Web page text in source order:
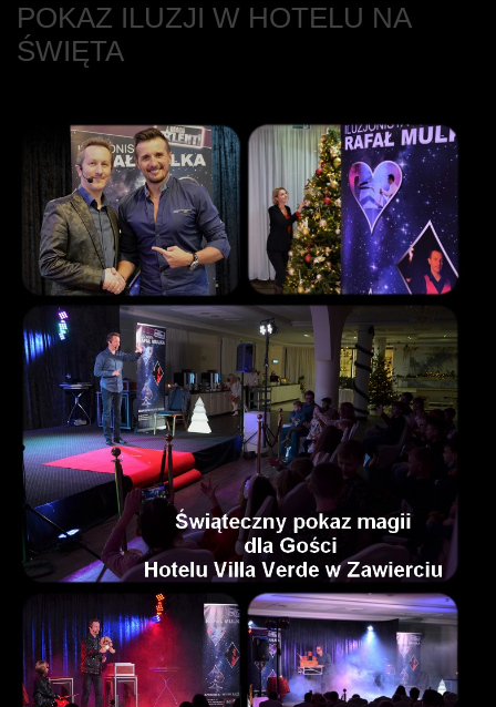
POKAZ ILUZJI W HOTELU NA
ŚWIĘTA